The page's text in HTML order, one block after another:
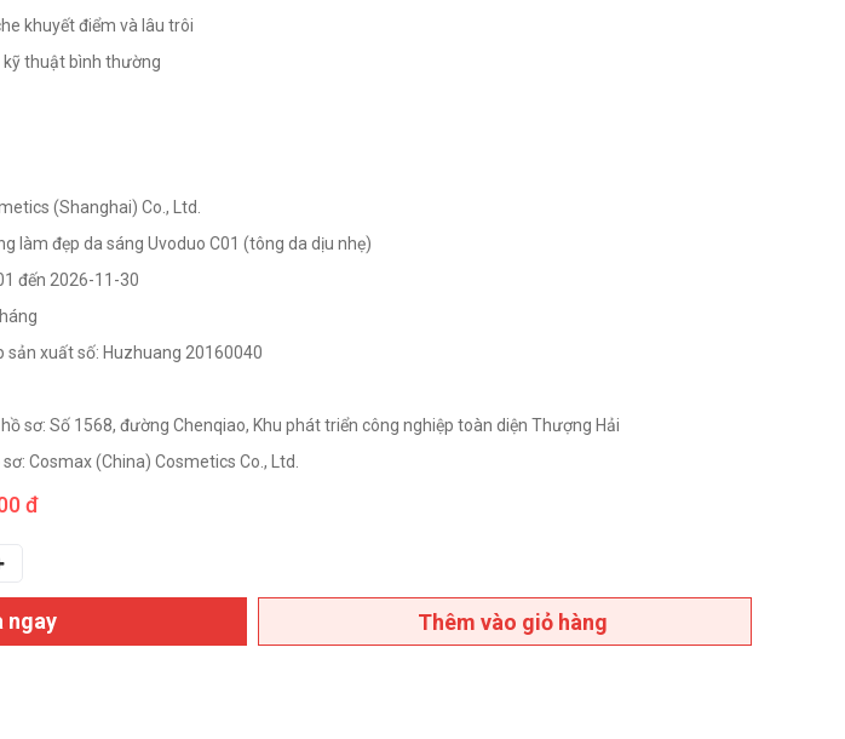
khuyết điểm và lâu trôi
kỹ thuật bình thường
(Shanghai) Co., Ltd.
làm đẹp da sáng Uvoduo C01 (tông da dịu nhẹ)
đến 2026-11-30
sản xuất số: Huzhuang 20160040
sơ: Số 1568, đường Chenqiao, Khu phát triển công nghiệp toàn diện Thượng Hải
Cosmax (China) Cosmetics Co., Ltd.
đ
ngay Thêm vào giỏ hàng